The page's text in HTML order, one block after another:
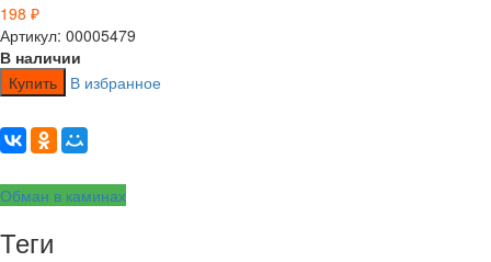
198 ₽
Артикул: 00005479
В наличии
Купить
В избранное
Обман в каминах
Теги